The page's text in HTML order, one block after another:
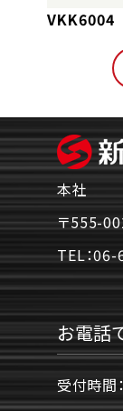
VKK6004
本社
〒555-
TEL：06-
お電話
受付時間